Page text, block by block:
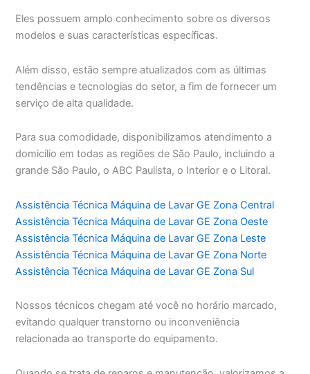
Eles possuem amplo conhecimento sobre os diversos
modelos e suas características específicas.
Além disso, estão sempre atualizados com as últimas
tendências e tecnologias do setor, a fim de fornecer um
serviço de alta qualidade.
Para sua comodidade, disponibilizamos atendimento a
domicílio em todas as regiões de São Paulo, incluindo a
grande São Paulo, o ABC Paulista, o Interior e o Litoral.
Assistência Técnica Máquina de Lavar GE Zona Central
Assistência Técnica Máquina de Lavar GE Zona Oeste
Assistência Técnica Máquina de Lavar GE Zona Leste
Assistência Técnica Máquina de Lavar GE Zona Norte
Assistência Técnica Máquina de Lavar GE Zona Sul
Nossos técnicos chegam até você no horário marcado,
evitando qualquer transtorno ou inconveniência
relacionada ao transporte do equipamento.